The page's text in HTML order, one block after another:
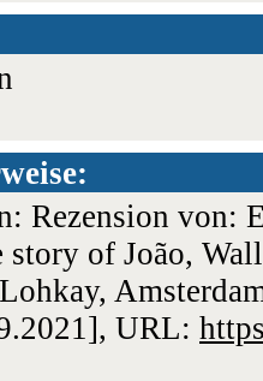
Rezension
story of João,
URL: